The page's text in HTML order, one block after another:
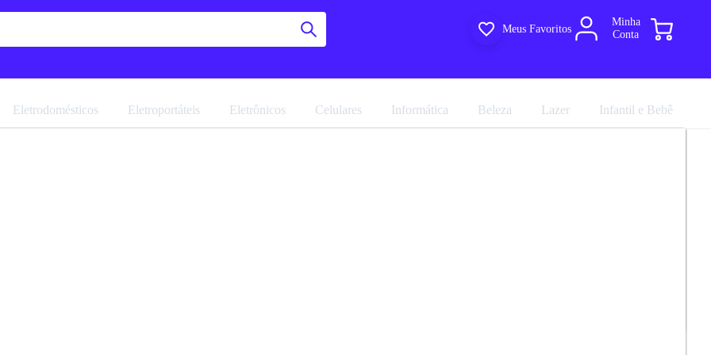
Meus Favoritos
Minha
Conta
Eletrodomésticos Eletroportáteis Eletrônicos Celulares Informática Beleza Lazer Infantil e Bebê